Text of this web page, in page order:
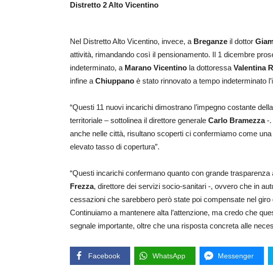
Distretto 2 Alto Vicentino
Nel Distretto Alto Vicentino, invece, a Breganze il dottor
attività, rimandando così il pensionamento. Il 1 dicembre
indeterminato, a Marano Vicentino la dottoressa Valentina
infine a Chiuppano è stato rinnovato a tempo indeterminato
“Questi 11 nuovi incarichi dimostrano l’impegno costante
territoriale – sottolinea il direttore generale Carlo Bramezza-.
anche nelle città, risultano scoperti ci confermiamo come
elevato tasso di copertura”.
“Questi incarichi confermano quanto con grande
Frezza, direttore dei servizi socio-sanitari -, ovvero che in
cessazioni che sarebbero però state poi compensate nel
Continuiamo a mantenere alta l’attenzione, ma credo che
segnale importante, oltre che una risposta concreta alle
Facebook WhatsApp Messenger